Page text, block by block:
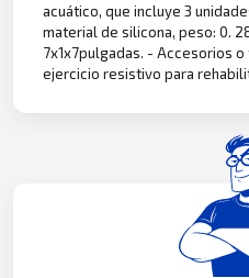
acuático, que incluye 3
material de silicona, peso: 0.
7x1x7pulgadas. - Accesorios
ejercicio resistivo para